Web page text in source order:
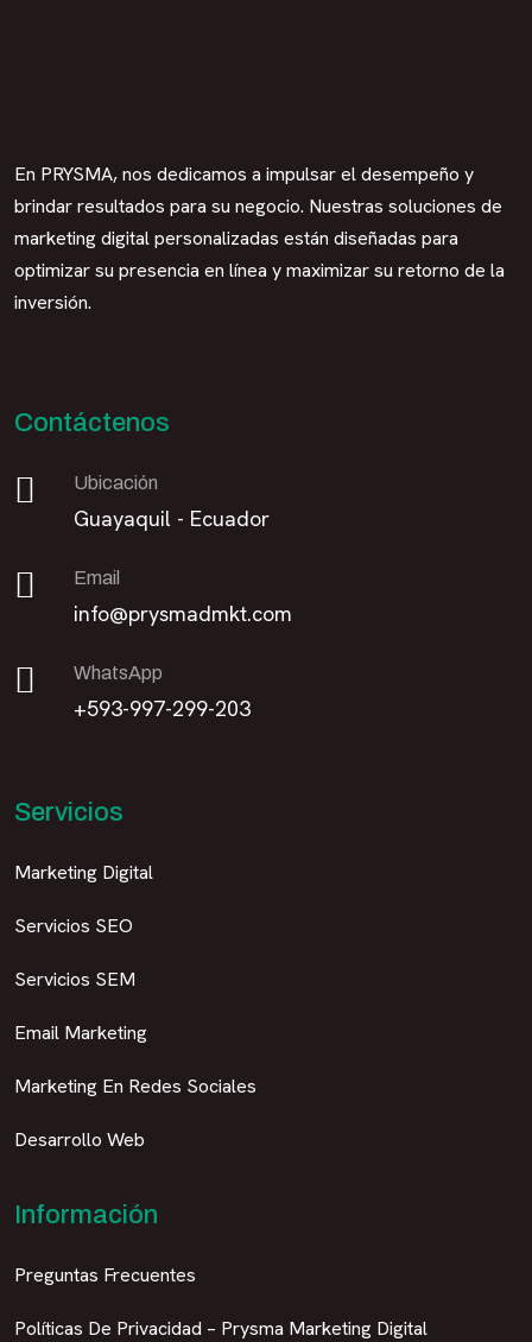
En PRYSMA, nos dedicamos a impulsar el desempeño y
brindar resultados para su negocio. Nuestras soluciones de
marketing digital personalizadas están diseñadas para
optimizar su presencia en línea y maximizar su retorno de la
inversión.
Contáctenos
Ubicación
Guayaquil - Ecuador
Email
info@prysmadmkt.com
WhatsApp
+593-997-299-203
Servicios
Marketing Digital
Servicios SEO
Servicios SEM
Email Marketing
Marketing En Redes Sociales
Desarrollo Web
Información
Preguntas Frecuentes
Políticas De Privacidad – Prysma Marketing Digital